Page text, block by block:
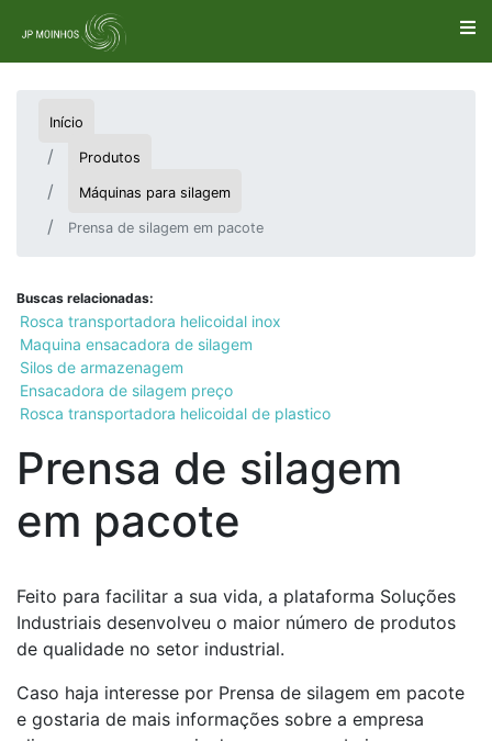
Início
Produtos
Máquinas para silagem
Prensa de silagem em pacote
Buscas relacionadas:
Rosca transportadora helicoidal inox
Maquina ensacadora de silagem
Silos de armazenagem
Ensacadora de silagem preço
Rosca transportadora helicoidal de plastico
Prensa de silagem
em pacote
Feito para facilitar a sua vida, a plataforma Soluções
Industriais desenvolveu o maior número de produtos
de qualidade no setor industrial.
Caso haja interesse por Prensa de silagem em pacote
e gostaria de mais informações sobre a empresa